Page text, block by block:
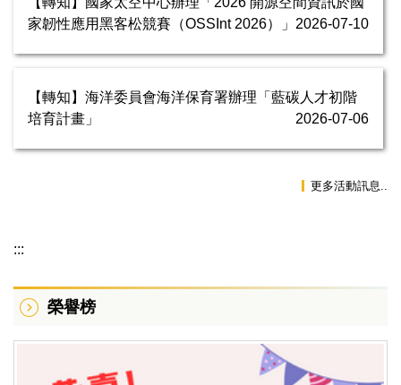
家韌性應用黑客松競賽（OSSInt 2026）」 2026-07-10
【轉知】海洋委員會海洋保育署辦理「藍碳人才初階
培育計畫」
2026-07-06
更多活動訊息..
:::
榮譽榜